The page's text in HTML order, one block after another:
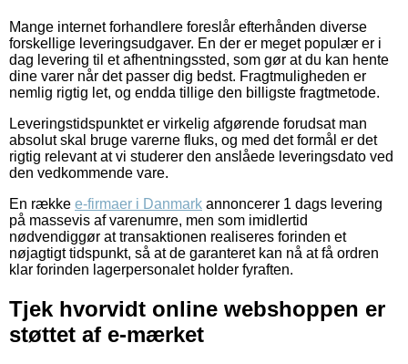
Mange internet forhandlere foreslår efterhånden diverse
forskellige leveringsudgaver. En der er meget populær er i
dag levering til et afhentningssted, som gør at du kan hente
dine varer når det passer dig bedst. Fragtmuligheden er
nemlig rigtig let, og endda tillige den billigste fragtmetode.
Leveringstidspunktet er virkelig afgørende forudsat man
absolut skal bruge varerne fluks, og med det formål er det
rigtig relevant at vi studerer den anslåede leveringsdato ved
den vedkommende vare.
En række e-firmaer i Danmark annoncerer 1 dags levering
på massevis af varenumre, men som imidlertid
nødvendiggør at transaktionen realiseres forinden et
nøjagtigt tidspunkt, så at de garanteret kan nå at få ordren
klar forinden lagerpersonalet holder fyraften.
Tjek hvorvidt online webshoppen er
støttet af e-mærket